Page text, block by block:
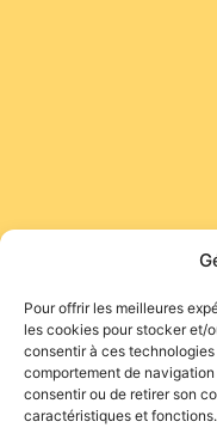
Pour offrir les meilleures
les cookies pour stocker et/
consentir à ces
comportement de
consentir ou de retirer son
caractéristiques et fonctions.